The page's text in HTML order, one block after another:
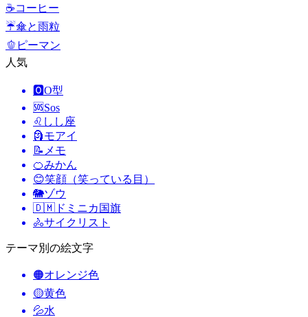
☕コーヒー
☔傘と雨粒
🫑 ピーマン
人気
🅾️O型
🆘Sos
♌ しし座
🗿モアイ
📝 メモ
🍊みかん
😊笑顔（笑っている目）
🐘ゾウ
🇩🇲 ドミニカ国旗
🚴サイクリスト
テーマ別の絵文字
🟠オレンジ色
🟡黄色
💦水